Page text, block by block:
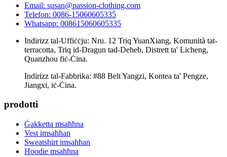
Email: susan@passion-clothing.com
Telefon: 0086-15060605335
Whatsapp: 008615060605335
Indirizz tal-Uffiċċju: Nru. 12 Triq YuanXiang, Komunità tat-
terracotta, Triq id-Dragun tad-Deheb, Distrett ta' Licheng,
Quanzhou fiċ-Ċina.
Indirizz tal-Fabbrika: #88 Belt Yangzi, Kontea ta' Pengze,
Jiangxi, iċ-Ċina.
prodotti
Ġakketta msaħħna
Vest imsaħħan
Sweatshirt imsaħħan
Hoodie msaħħna